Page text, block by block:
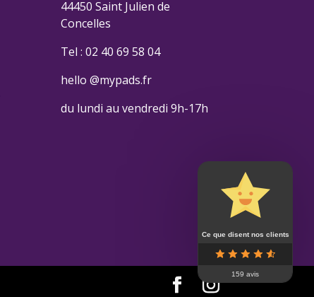
44450 Saint Julien de
Concelles
Tel : 02 40 69 58 04
hello @mypads.fr
du lundi au vendredi 9h-17h
Ce que disent nos clients
159 avis